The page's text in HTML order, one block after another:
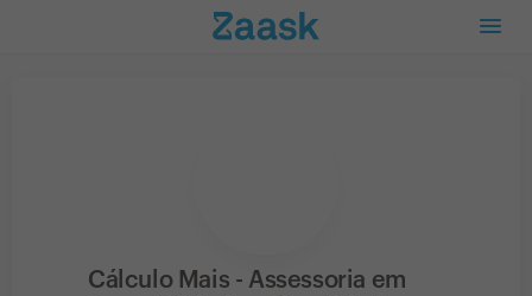
Cálculo Mais - Assessoria em